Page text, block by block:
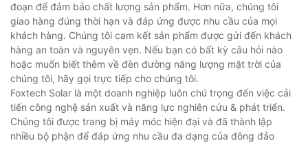
đoạn để đảm bảo chất lượng sản phẩm. Hơn nữa, chúng tôi
giao hàng đúng thời hạn và đáp ứng được nhu cầu của mọi
khách hàng. Chúng tôi cam kết sản phẩm được gửi đến khách
hàng an toàn và nguyên vẹn. Nếu bạn có bất kỳ câu hỏi nào
hoặc muốn biết thêm về đèn đường năng lượng mặt trời của
chúng tôi, hãy gọi trực tiếp cho chúng tôi.
Foxtech Solar là một doanh nghiệp luôn chú trọng đến việc cải
tiến công nghệ sản xuất và năng lực nghiên cứu & phát triển.
Chúng tôi được trang bị máy móc hiện đại và đã thành lập
nhiều bộ phận để đáp ứng nhu cầu đa dạng của đông đảo